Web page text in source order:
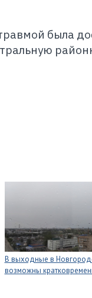
была
В выходные в
возможны